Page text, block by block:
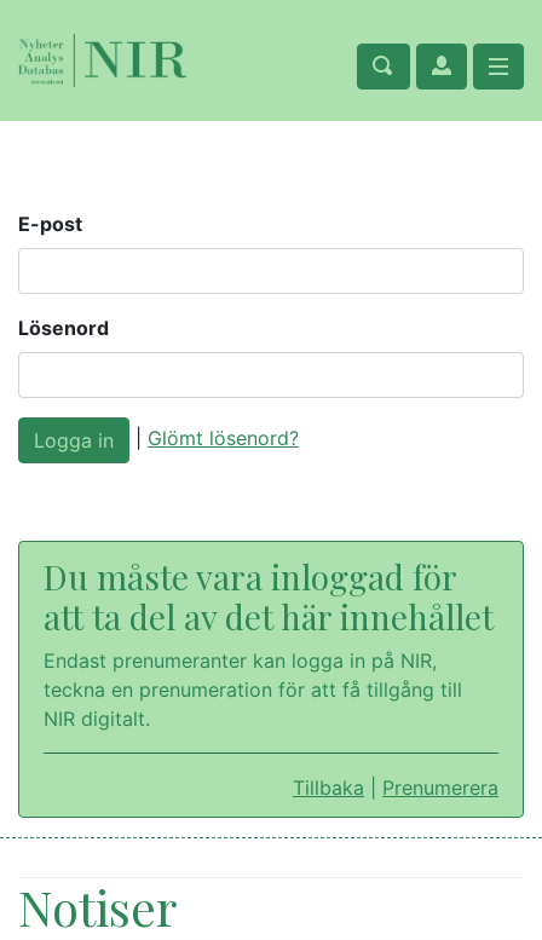
E-post
Lösenord
Glömt lösenord?
Du måste vara inloggad för
att ta del av det här innehållet
Endast prenumeranter kan logga in på NIR,
teckna en prenumeration för att få tillgång till
NIR digitalt.
Tillbaka Prenumerera
Notiser